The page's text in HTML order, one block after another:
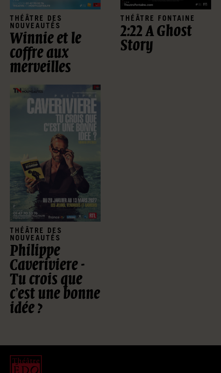
THÉÂTRE DES
NOUVEAUTÉS
Winnie et le
coffre aux
merveilles
THÉÂTRE FONTAINE
2:22 A Ghost
Story
THÉÂTRE DES
NOUVEAUTÉS
Philippe
Caveriviere -
Tu crois que
c’est une bonne
idée ?